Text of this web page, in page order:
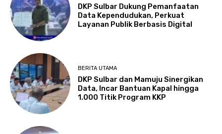
DKP Sulbar Dukung Pemanfaatan
Data Kependudukan, Perkuat
Layanan Publik Berbasis Digital
BERITA UTAMA
DKP Sulbar dan Mamuju Sinergikan
Data, Incar Bantuan Kapal hingga
1.000 Titik Program KKP